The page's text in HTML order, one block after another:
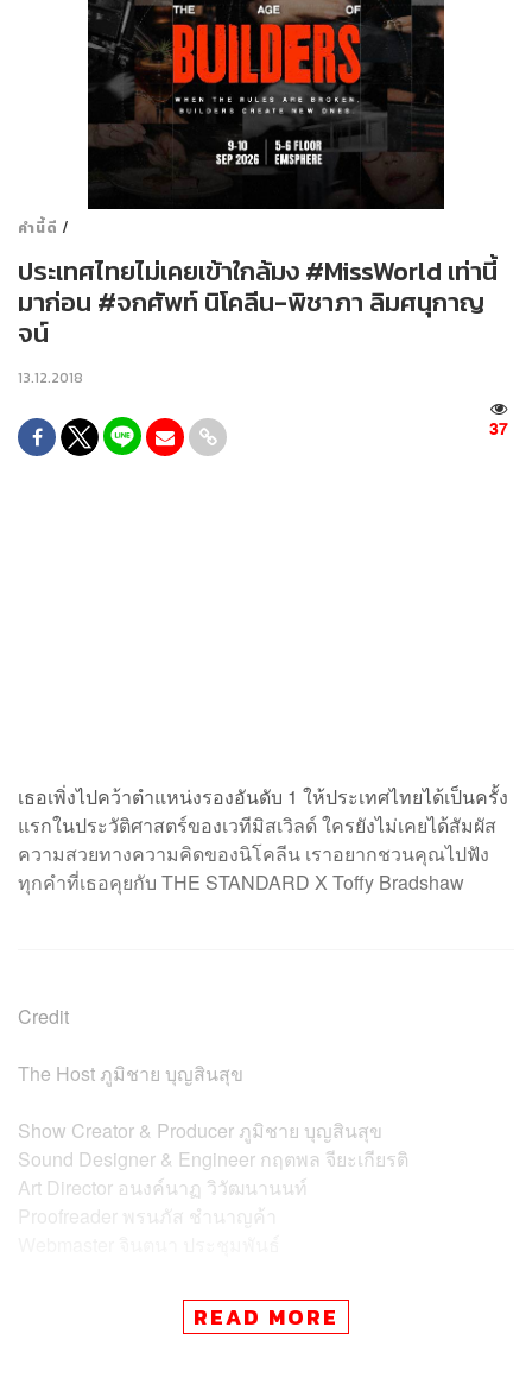
คำนี้ดี /
ประเทศไทยไม่เคยเข้าใกล้มง #MissWorld เท่านี้
มาก่อน #จกศัพท์ นิโคลีน-พิชาภา ลิมศนุกาญ
จน์
13.12.2018
37
เธอเพิ่งไปคว้าตำแหน่งรองอันดับ 1 ให้ประเทศไทยได้เป็นครั้ง
แรกในประวัติศาสตร์ของเวทีมิสเวิลด์ ใครยังไม่เคยได้สัมผัส
ความสวยทางความคิดของนิโคลีน เราอยากชวนคุณไปฟัง
ทุกคำที่เธอคุยกับ THE STANDARD X Toffy Bradshaw
Credit
The Hostภูมิชาย บุญสินสุข
Show Creator & Producer ภูมิชาย บุญสินสุข
Sound Designer & Engineer กฤตพล จียะเกียรติ
Art Director อนงค์นาฏ วิวัฒนานนท์
Proofreader
พรนภัส ชำนาญค้า
READ MORE